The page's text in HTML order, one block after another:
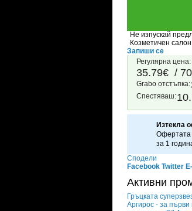
Не изпускай
Козметичен
Запиши се
Регулярна цена:
35.79€ /
Grabo oтстъпка:
Спестяваш:
Изтекла
Офертата
за 1
Сподели
Facebook Twitter
Активни
Гръцката
Аргирос - за първи